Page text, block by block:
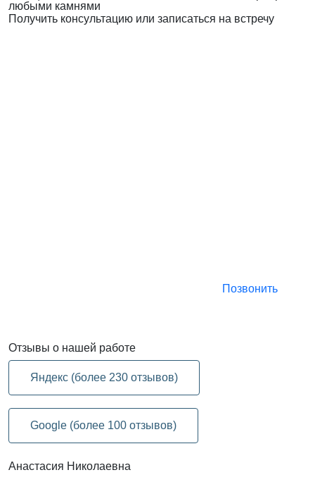
любыми камнями
Получить консультацию или записаться на встречу
Позвонить
Отзывы о нашей работе
Яндекс (более 230 отзывов)
Google (более 100 отзывов)
Анастасия Николаевна